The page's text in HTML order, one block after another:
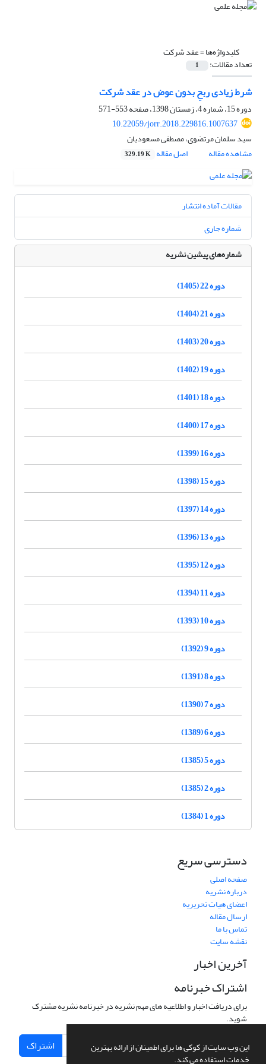
این وب سایت از کوکی ها برای اطمینان از ارائه بهترین
خدمات استفاده می کند.
کلیدواژه‌ها =عقد شرکت
تعداد مقالات: 1
شرط زیادی ربحِ بدون عوض در عقد شرکت
دوره 15، شماره 4، زمستان 1398، صفحه
553-571
10.22059/jorr.2018.229816.1007637
سید سلمان مرتضوی، مصطفی مسعودیان
مشاهده مقاله
اصل مقاله 329.19 K
مقالات آماده انتشار
شماره جاری
شماره‌های پیشین نشریه
دوره 22 (1405)
دوره 21 (1404)
دوره 20 (1403)
دوره 19 (1402)
دوره 18 (1401)
دوره 17 (1400)
دوره 16 (1399)
دوره 15 (1398)
دوره 14 (1397)
دوره 13 (1396)
دوره 12 (1395)
دوره 11 (1394)
دوره 10 (1393)
دوره 9 (1392)
دوره 8 (1391)
دوره 7 (1390)
دوره 6 (1389)
دوره 5 (1385)
دوره 2 (1385)
دوره 1 (1384)
دسترسی سریع
صفحه اصلی
درباره نشریه
اعضای هیات تحریریه
ارسال مقاله
تماس با ما
نقشه سایت
آخرین اخبار
اشتراک خبرنامه
برای دریافت اخبار و اطلاعیه های مهم نشریه در خبرنامه نشریه مشترک
شوید.
اشتراک